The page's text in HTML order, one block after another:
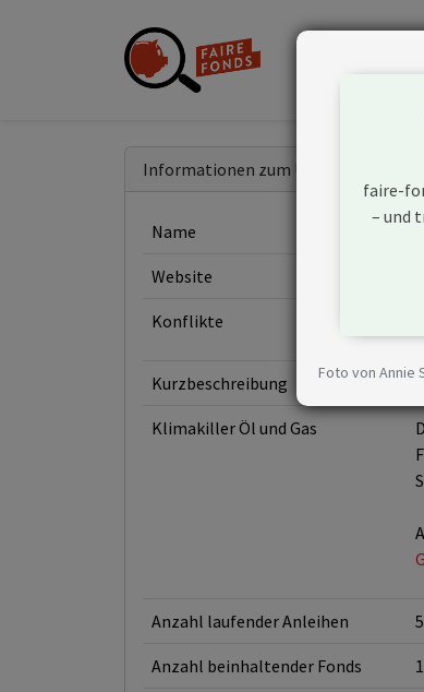
Informationen zum Unternehmen
Name
Website
Konflikte
Kurzbeschreibung
Klimakiller Öl und Gas
Anzahl laufender Anleihen
Anzahl beinhaltender Fonds
faire-
– und
Foto von Annie